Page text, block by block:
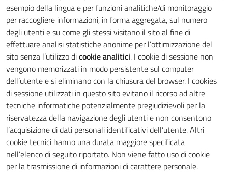
esempio della lingua e per funzioni analitiche/di monitoraggio
per raccogliere informazioni, in forma aggregata, sul numero
degli utenti e su come gli stessi visitano il sito al fine di
effettuare analisi statistiche anonime per l’ottimizzazione del
sito senza l’utilizzo dicookie analitici. I cookie di sessione non
vengono memorizzati in modo persistente sul computer
dell’utente e si eliminano con la chiusura del browser. I cookies
di sessione utilizzati in questo sito evitano il ricorso ad altre
tecniche informatiche potenzialmente pregiudizievoli per la
riservatezza della navigazione degli utenti e non consentono
l’acquisizione di dati personali identificativi dell’utente. Altri
cookie tecnici hanno una durata maggiore specificata
nell’elenco di seguito riportato. Non viene fatto uso di cookie
per la trasmissione di informazioni di carattere personale.